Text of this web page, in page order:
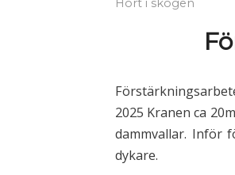
Hört i skogen
2025 Kranen ca
dammvallar. Inför
dykare.